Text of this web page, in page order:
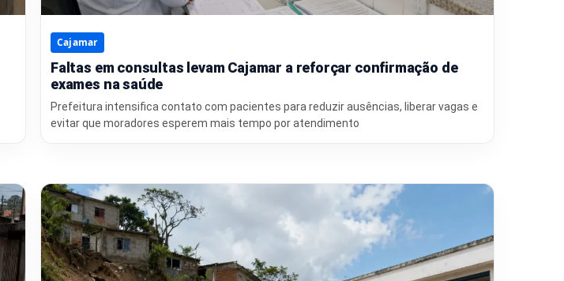
Cajamar
Faltas em consultas levam Cajamar a reforçar confirmação de
exames na saúde
Prefeitura intensifica contato com pacientes para reduzir ausências, liberar vagas e
evitar que moradores esperem mais tempo por atendimento